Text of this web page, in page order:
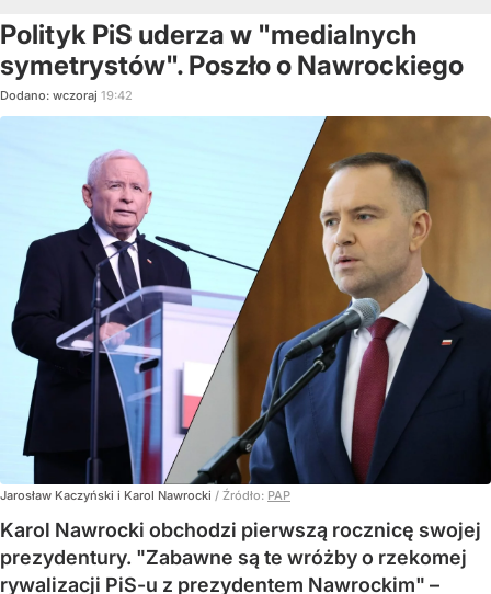
Polityk PiS uderza w "medialnych
symetrystów". Poszło o Nawrockiego
Dodano: wczoraj 19:42
Jarosław Kaczyński i Karol Nawrocki / Źródło: PAP
Karol Nawrocki obchodzi pierwszą rocznicę swojej
prezydentury. "Zabawne są te wróżby o rzekomej
rywalizacji PiS-u z prezydentem Nawrockim" –